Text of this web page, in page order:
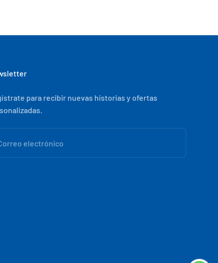
para recibir nuevas historias y ofertas
electrónico